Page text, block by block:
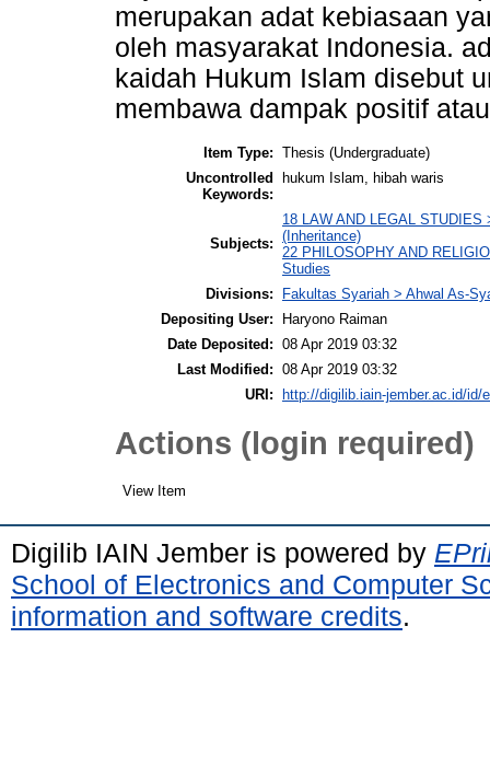
merupakan adat kebiasaan
oleh masyarakat Indonesia.
kaidah Hukum Islam disebut
membawa dampak positif
Item Type: Thesis (Undergraduate)
Uncontrolled
Keywords:
hukum Islam, hibah waris
Subjects:
18 LAW AND LEGAL
(Inheritance)
22 PHILOSOPHY AND
Studies
Divisions:
Fakultas Syariah > Ahwal As-
Depositing User:
Haryono Raiman
Date Deposited: 08 Apr 2019 03:32
Last Modified: 08 Apr 2019 03:32
URI:
http://digilib.iain-jember.ac.id/id/
Actions (login required)
View Item
Digilib IAIN Jember is powered by
School of Electronics and Computer
information and software credits.